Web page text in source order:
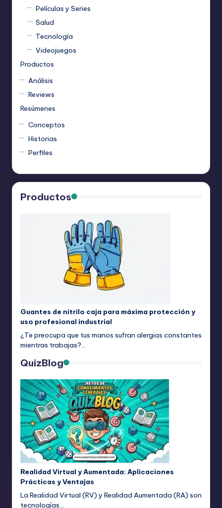
Películas y Series
Salud
Tecnología
Videojuegos
Productos
Análisis
Reviews
Resúmenes
Conceptos
Historias
Perfiles
Productos
Guantes de nitrilo caja para máxima protección y
uso profesional industrial
¿Te preocupa que tus manos sufran alergias constantes
mientras trabajas?…
QuizBlog
Realidad Virtual y Aumentada: Aplicaciones
Prácticas y Ventajas
La Realidad Virtual (RV) y Realidad Aumentada (RA) son
tecnologías…